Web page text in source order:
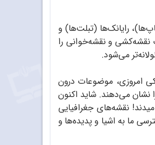
ر‌ایانک‌ها (تبلت‌ها) و
نقشه‌کشی و نقشه‌خوانی را
می‌شود.
امروزی، موضوعات درون
نشان می‌دهند. شاید اکنون
نقشه‌های جغرافیایی
ما به اشیا و پدیده‌ها و